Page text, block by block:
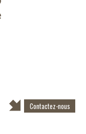
Contactez-nous